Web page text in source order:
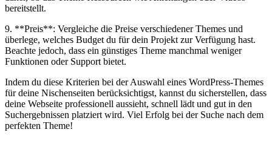
bereitstellt.
9. **Preis**: Vergleiche die Preise verschiedener Themes und
überlege, welches Budget du für dein Projekt zur Verfügung hast.
Beachte jedoch, dass ein günstiges Theme manchmal weniger
Funktionen oder Support ‌bietet.
Indem du diese Kriterien bei‍ der​ Auswahl eines WordPress-Themes
⁣für deine ‌Nischenseiten berücksichtigst, ‍kannst‌ du⁢ sicherstellen, dass
‍deine Webseite professionell aussieht, schnell lädt ⁤und gut in den
Suchergebnissen platziert wird. Viel⁣ Erfolg‌ bei der Suche nach dem
perfekten Theme!